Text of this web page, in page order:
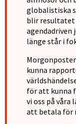
globalistiska
blir resultatet
agendadriven
länge står i
kunna
för att kunna
vi oss på våra
att betala för